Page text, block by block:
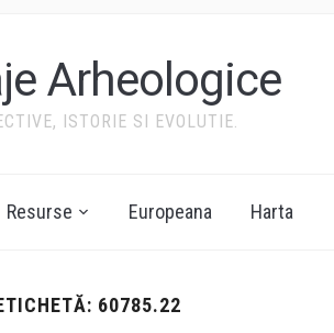
Arheologice
ISTORIE SI EVOLUTIE.
Resurse Europeana Harta
60785.22